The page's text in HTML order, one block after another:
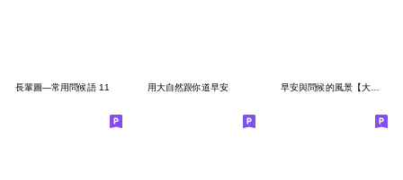
長輩圖—常用問候語 11 用大自然跟你道早安 早安與問候的風景【大貼圖】